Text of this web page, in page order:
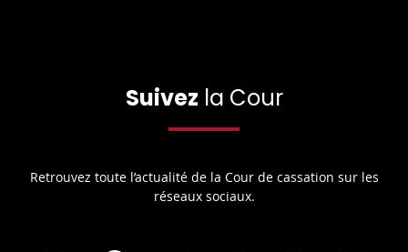
Suivez la Cour
Retrouvez toute l’actualité de la Cour de cassation sur les
réseaux sociaux.